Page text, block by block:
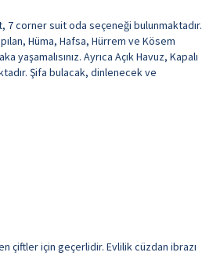
7 corner suit oda seçeneği bulunmaktadır.
Hüma, Hafsa, Hürrem ve Kösem
Ayrıca Açık Havuz, Kapalı
Şifa bulacak, dinlenecek ve
çiftler için geçerlidir. Evlilik cüzdan ibrazı